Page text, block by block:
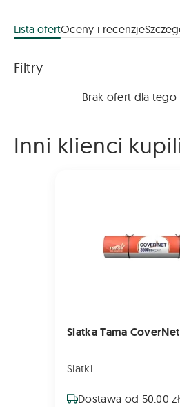
Lista ofertOceny i recenzje
Filtry
Brak ofert dla
Inni klienci
Siatka Tama
Siatki
Dostawa od 50.00